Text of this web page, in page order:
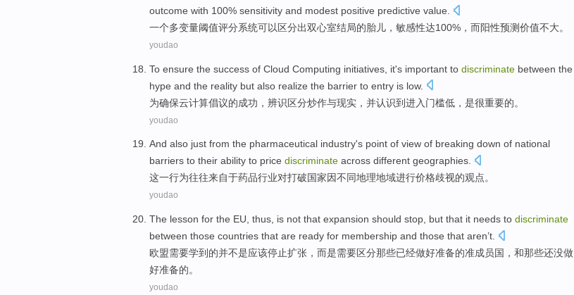
outcome with 100% sensitivity and modest positive predictive value
一个多变量阈值评分系统可以 区分出双心室结局的胎儿 ， 敏感性达100%， 而阳性预测价值不大。
youdao
To ensure the success of Cloud Computing initiatives it's important to discriminate between the
hype and the reality but also realize the barrier to entry is low.
为确保云计算倡议的成功 ， 辨识区分炒作与现实 ， 并认识到进入门槛低，是很重要的。
youdao
And also just from the pharmaceutical industry's point of view of breaking down of national
barriers to their ability to price discriminate across different geographies.
这一行为往往来自于药品行业对打破国家因不同地理地域进行价格歧视的观点。
youdao
The lesson for the EU , thus, is not that expansion should stop but that it needs to discriminate
between those countries that are ready for membership and those that aren’t.
欧盟需要学到 的并不是应该停止扩张 ， 而是需要区分那些已经做好准备的准成员国，和那些还没做
好准备的。
youdao